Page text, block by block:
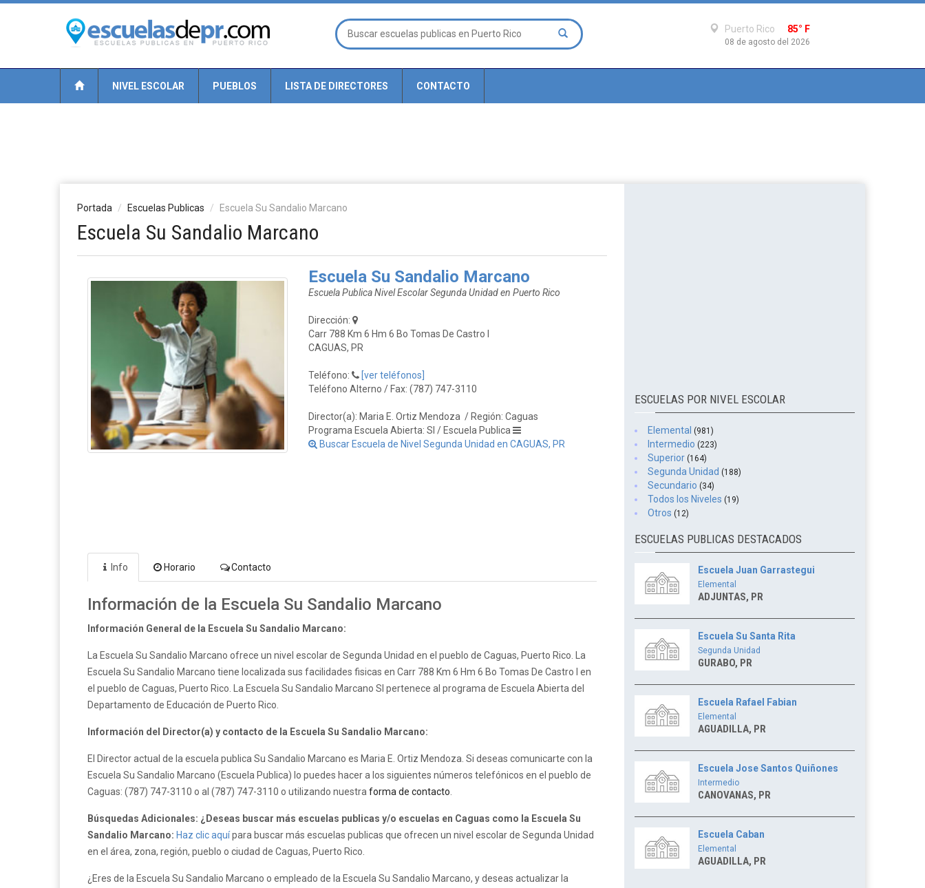
Puerto Rico 85° F
08 de agosto del 2026
NIVEL ESCOLAR PUEBLOS LISTA DE DIRECTORES CONTACTO
Portada Escuelas Publicas Escuela Su Sandalio Marcano
Escuela Su Sandalio Marcano
Escuela Su Sandalio Marcano
Escuela Publica Nivel Escolar Segunda Unidad en Puerto Rico
Dirección:
Carr 788 Km 6 Hm 6 Bo Tomas De Castro I
CAGUAS, PR
Teléfono:
[ver teléfonos]
Teléfono Alterno / Fax: (787) 747-3110
Director(a): Maria E. Ortiz Mendoza / Región: Caguas
Programa Escuela Abierta: SI / Escuela Publica
Buscar Escuela de Nivel Segunda Unidad en CAGUAS, PR
Info Horario Contacto
Información de la Escuela Su Sandalio Marcano
Información General de la Escuela Su Sandalio Marcano:
La Escuela Su Sandalio Marcano ofrece un nivel escolar de Segunda Unidad en el pueblo de Caguas, Puerto Rico. La
Escuela Su Sandalio Marcano tiene localizada sus facilidades fisicas en Carr 788 Km 6 Hm 6 Bo Tomas De Castro I en
el pueblo de Caguas, Puerto Rico. La Escuela Su Sandalio Marcano SI pertenece al programa de Escuela Abierta del
Departamento de Educación de Puerto Rico.
Información del Director(a) y contacto de la Escuela Su Sandalio Marcano:
El Director actual de la escuela publica Su Sandalio Marcano es Maria E. Ortiz Mendoza. Si deseas comunicarte con la
Escuela Su Sandalio Marcano (Escuela Publica) lo puedes hacer a los siguientes números telefónicos en el pueblo de
Caguas: (787) 747-3110 o al (787) 747-3110 o utilizando nuestra forma de contacto
Búsquedas Adicionales: ¿Deseas buscar más escuelas publicas y/o escuelas en Caguas como la Escuela Su
Sandalio Marcano: Haz clic aquípara buscar más escuelas publicas que ofrecen un nivel escolar de Segunda Unidad
en el área, zona, región, pueblo o ciudad de Caguas, Puerto Rico.
¿Eres de la Escuela Su Sandalio Marcano o empleado de la Escuela Su Sandalio Marcano, y deseas actualizar la
ESCUELAS POR NIVEL ESCOLAR
Elemental (981)
Intermedio (223)
Superior (164)
Segunda Unidad (188)
Secundario (34)
Todos los Niveles (19)
Otros (12)
ESCUELAS PUBLICAS DESTACADOS
Escuela Juan Garrastegui
Elemental
ADJUNTAS, PR
Escuela Su Santa Rita
Segunda Unidad
GURABO, PR
Escuela Rafael Fabian
Elemental
AGUADILLA, PR
Escuela Jose Santos Quiñones
Intermedio
CANOVANAS, PR
Escuela Caban
Elemental
AGUADILLA, PR